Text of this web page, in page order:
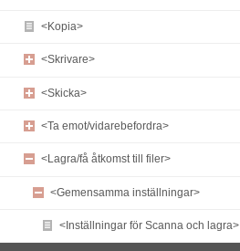
<Kopia>
<Skrivare>
<Skicka>
<Ta emot/vidarebefordra>
<Lagra/få åtkomst till filer>
<Gemensamma inställningar>
<Inställningar för Scanna och lagra>